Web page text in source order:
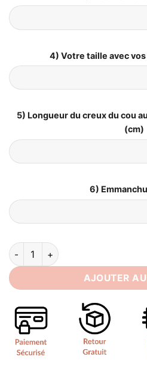
4) Votre taille avec
5) Longueur du creux du cou
(cm)
6)
quantité de Robe de Mariée
AJOUTER